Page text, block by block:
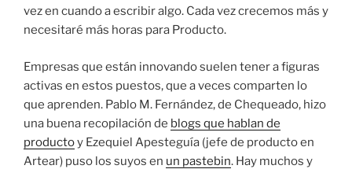
vez en cuando a escribir algo. Cada vez crecemos más y
necesitaré más horas para Producto.
Empresas que están innovando suelen tener a figuras
activas en estos puestos, que a veces comparten lo
que aprenden. Pablo M. Fernández, de Chequeado, hizo
una buena recopilación de blogs que hablan de
productoy Ezequiel Apesteguía (jefe de producto en
Artear) puso los suyos en un pastebin. Hay muchos y